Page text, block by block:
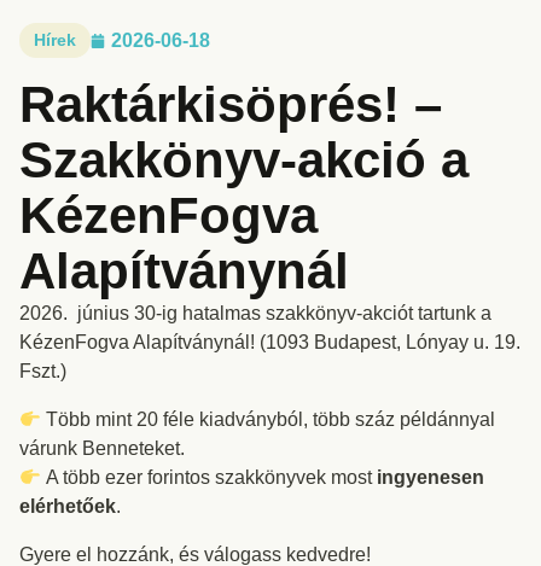
Hírek 2026-06-18
Raktárkisöprés! –
Szakkönyv-akció a
KézenFogva
Alapítványnál
2026. június 30-ig hatalmas szakkönyv-akciót tartunk a
KézenFogva Alapítványnál! (1093 Budapest, Lónyay u. 19.
Fszt.)
Több mint 20 féle kiadványból, több száz példánnyal
várunk Benneteket.
A több ezer forintos szakkönyvek most ingyenesen
elérhetőek.
Gyere el hozzánk, és válogass kedvedre!